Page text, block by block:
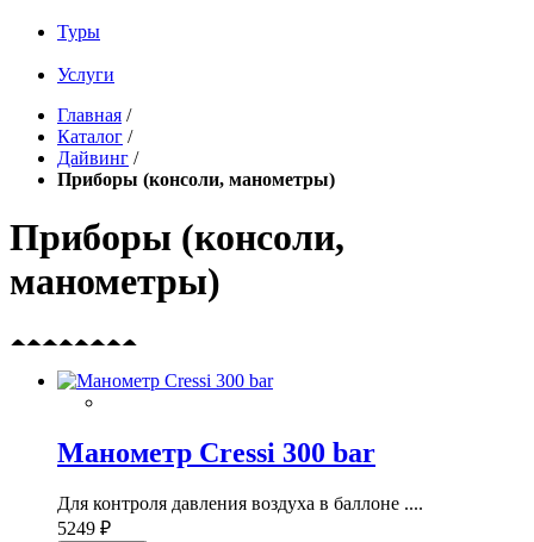
Туры
Услуги
Главная /
Каталог /
Дайвинг /
Приборы (консоли, манометры)
Приборы (консоли,
манометры)
Манометр Cressi 300 bar
Для контроля давления воздуха в баллоне ....
5249 ₽